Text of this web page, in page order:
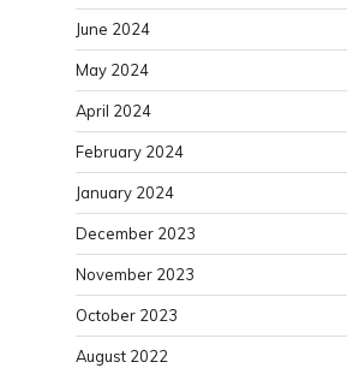
June 2024
May 2024
April 2024
February 2024
January 2024
December 2023
November 2023
October 2023
August 2022